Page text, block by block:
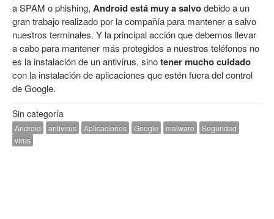
a SPAM o phishing, Android está muy a salvodebido a un
gran trabajo realizado por la compañía para mantener a salvo
nuestros terminales. Y la principal acción que debemos llevar
a cabo para mantener más protegidos a nuestros teléfonos no
es la instalación de un antivirus, sinotener mucho cuidado
con la instalación de aplicaciones que estén fuera del control
de Google.
Sin categoría
Android antivirus Aplicaciones Google malware
Seguridad
virus